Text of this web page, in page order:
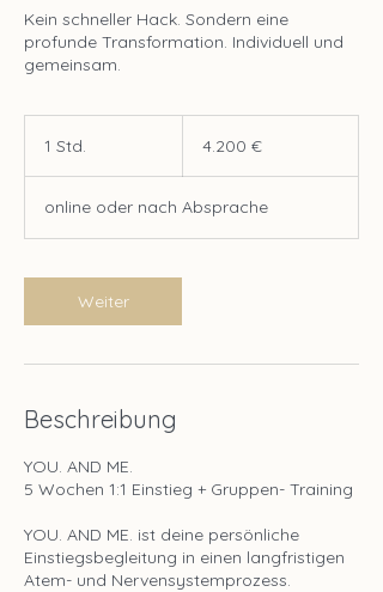
Kein schneller Hack. Sondern eine
profunde Transformation. Individuell und
1 Std.
d
4.200 €
online oder nach Absprache
Weiter
Beschreibung
YOU. AND ME.
5 Wochen 1:1 Einstieg + Gruppen- Training
YOU. AND ME. ist deine persönliche
Einstiegsbegleitung in einen langfristigen
Atem- und Nervensystemprozess.